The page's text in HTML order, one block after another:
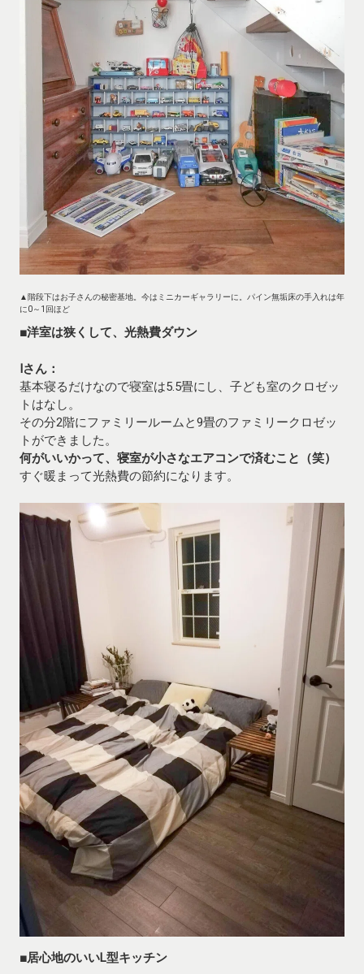
▲階段下はお子さんの秘密基地。今はミニカーギャラリーに。パイン無垢床の手入れは年
に0～1回ほど
■洋室は狭くして、光熱費ダウン
Iさん：
基本寝るだけなので寝室は5.5畳にし、子ども室のクロゼッ
トはなし。
その分2階にファミリールームと9畳のファミリークロゼッ
トができました。
何がいいかって、寝室が小さなエアコンで済むこと（笑）
すぐ暖まって光熱費の節約になります。
■居心地のいいL型キッチン